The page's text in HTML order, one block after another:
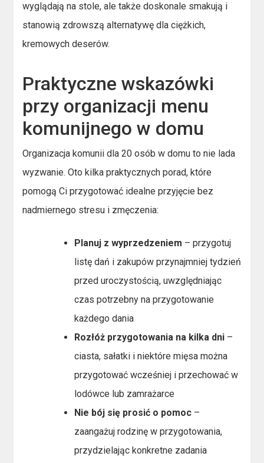
wyglądają na stole, ale także doskonale smakują i
stanowią zdrowszą alternatywę dla ciężkich,
kremowych deserów.
Praktyczne wskazówki
przy organizacji menu
komunijnego w domu
Organizacja komunii dla 20 osób w domu to nie lada
wyzwanie. Oto kilka praktycznych porad, które
pomogą Ci przygotować idealne przyjęcie bez
nadmiernego stresu i zmęczenia:
Planuj z wyprzedzeniem – przygotuj
listę dań i zakupów przynajmniej tydzień
przed uroczystością, uwzględniając
czas potrzebny na przygotowanie
każdego dania
Rozłóż przygotowania na kilka dni –
ciasta, sałatki i niektóre mięsa można
przygotować wcześniej i przechować w
lodówce lub zamrażarce
Nie bój się prosić o pomoc –
zaangażuj rodzinę w przygotowania,
przydzielając konkretne zadania